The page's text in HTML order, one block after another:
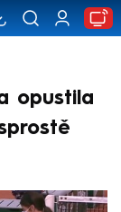
opustila